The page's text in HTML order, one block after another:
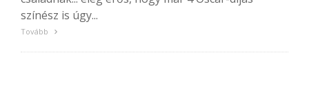
színész is úgy...
Tovább